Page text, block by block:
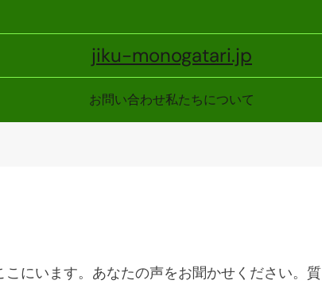
jiku-monogatari.jp
お問い合わせ私たちについて
にいます。あなたの声をお聞かせください。質